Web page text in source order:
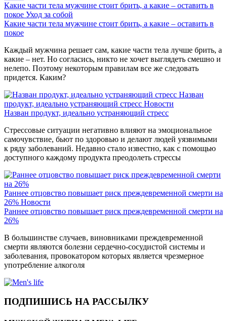
Какие части тела мужчине стоит брить, а какие – оставить в
покое Уход за собой
Какие части тела мужчине стоит брить, а какие – оставить в
покое
Каждый мужчина решает сам, какие части тела лучше брить, а
какие – нет. Но согласись, никто не хочет выглядеть смешно и
нелепо. Поэтому некоторым правилам все же следовать
придется. Каким?
Назван
продукт, идеально устраняющий стресс Новости
Назван продукт, идеально устраняющий стресс
Стрессовые ситуации негативно влияют на эмоциональное
самочувствие, бьют по здоровью и делают людей уязвимыми
к ряду заболеваний. Недавно стало известно, как с помощью
доступного каждому продукта преодолеть стрессы
Раннее отцовство повышает риск преждевременной смерти на
26% Новости
Раннее отцовство повышает риск преждевременной смерти на
26%
В большинстве случаев, виновниками преждевременной
смерти являются болезни сердечно-сосудистой системы и
заболевания, провокатором которых является чрезмерное
употребление алкоголя
ПОДПИШИСЬ НА РАССЫЛКУ